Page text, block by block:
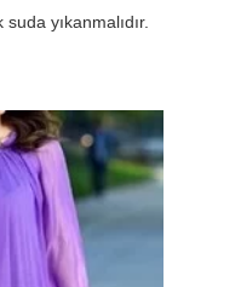
yıkanmalıdır.